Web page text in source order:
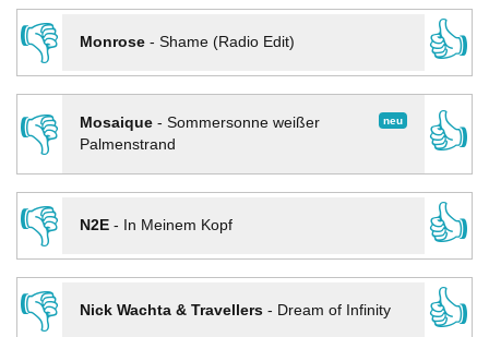
👎
Monrose- Shame (Radio Edit)
👍
👎
neu
Mosaique- Sommersonne weißer
Palmenstrand
👍
👎
N2E- In Meinem Kopf
👍
👎
Nick Wachta & Travellers- Dream of Infinity
👍